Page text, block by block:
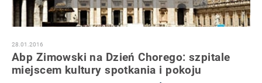
28.01.2016
Abp Zimowski na Dzień Chorego: szpitale
miejscem kultury spotkania i pokoju